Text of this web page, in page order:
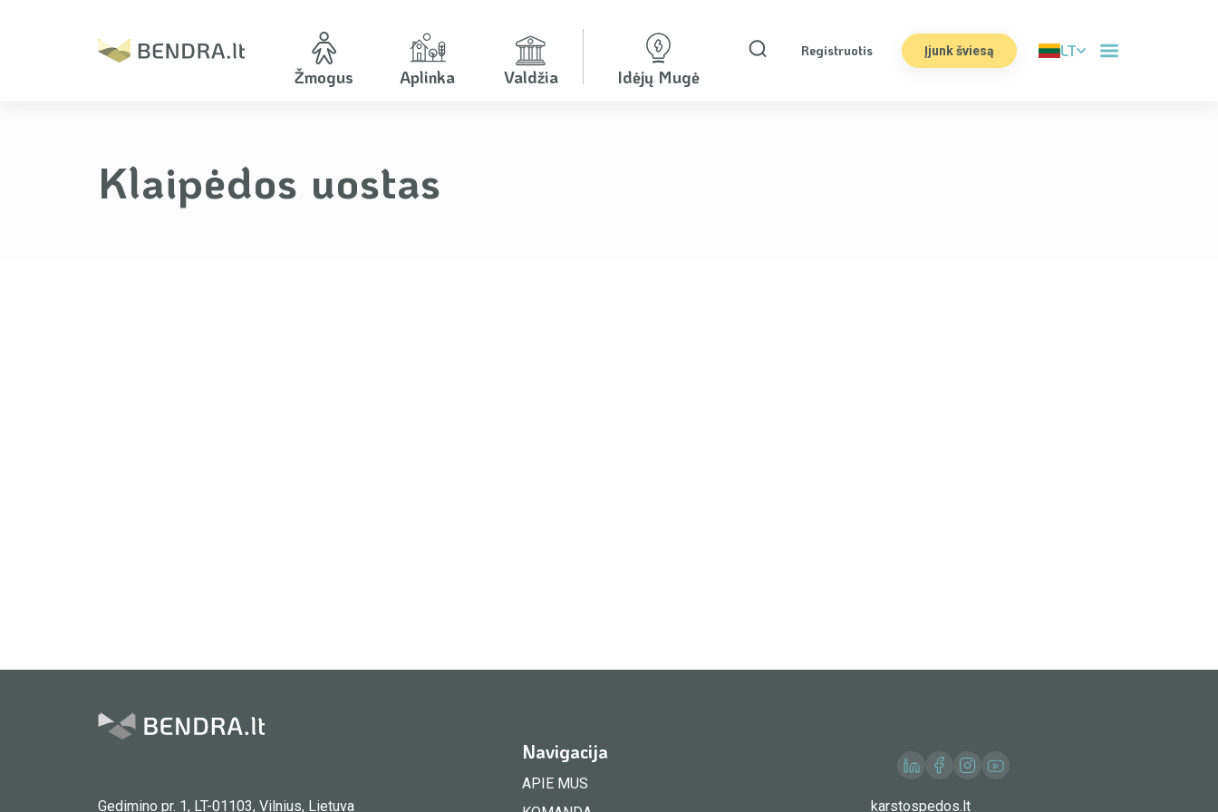
Žmogus Aplinka Valdžia Idėjų Mugė
Registruotis Įjunk šviesą
LT
Apie mus
Klaipėdos uostas
Gedimino pr. 1, LT-01103, Vilnius, Lietuva
Navigacija
APIE MUS
karstospedos.lt